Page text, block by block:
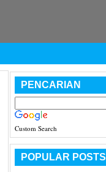
PENCARIAN
Custom Search
POPULAR POSTS